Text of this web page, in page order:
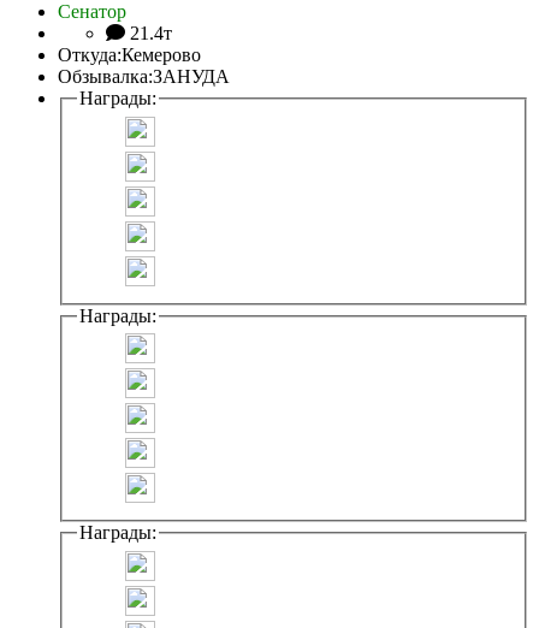
Сенатор
21.4т
Откуда:Кемерово
Обзывалка:ЗАНУДА
Награды:
Награды:
Награды: